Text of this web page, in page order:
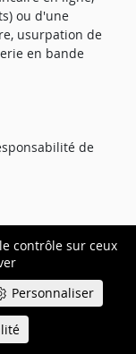
contrôle sur ceux
Personnaliser
ou d'une
usurpation de
en bande
de
PayPlug
du Client, selon
autorisée ou
les conditions
Code monétaire
de